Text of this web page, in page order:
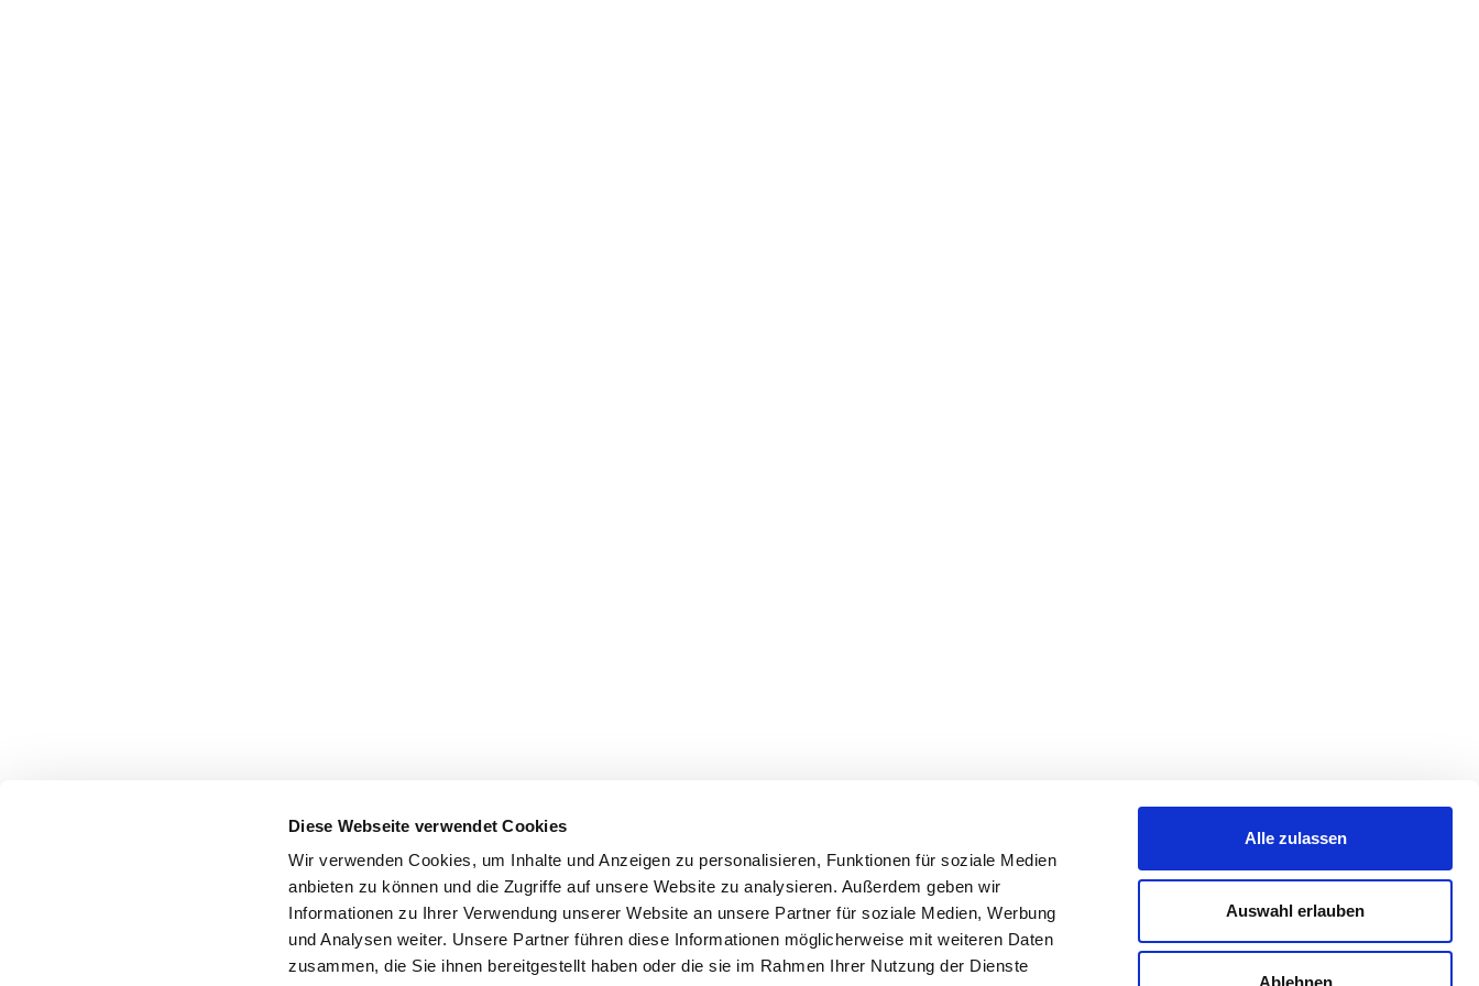
Diese Webseite verwendet Cookies
Wir verwenden Cookies, um Inhalte und Anzeigen zu personalisieren, Funktionen für soziale Medien
anbieten zu können und die Zugriffe auf unsere Website zu analysieren. Außerdem geben wir
Informationen zu Ihrer Verwendung unserer Website an unsere Partner für soziale Medien, Werbung
und Analysen weiter. Unsere Partner führen diese Informationen möglicherweise mit weiteren Daten
zusammen, die Sie ihnen bereitgestellt haben oder die sie im Rahmen Ihrer Nutzung der Dienste
Alle zulassen
Auswahl erlauben
Ablehnen